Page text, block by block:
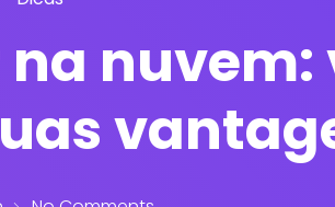
nuvem: